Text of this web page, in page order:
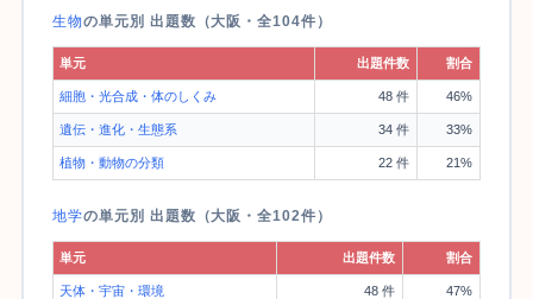
生物の単元別 出題数（大阪・全104件）
単元 出題件数 割合
細胞・光合成・体のしくみ 48 件 46%
遺伝・進化・生態系 34 件 33%
植物・動物の分類 22 件 21%
地学の単元別 出題数（大阪・全102件）
単元 出題件数 割合
天体・宇宙・環境 48 件 47%